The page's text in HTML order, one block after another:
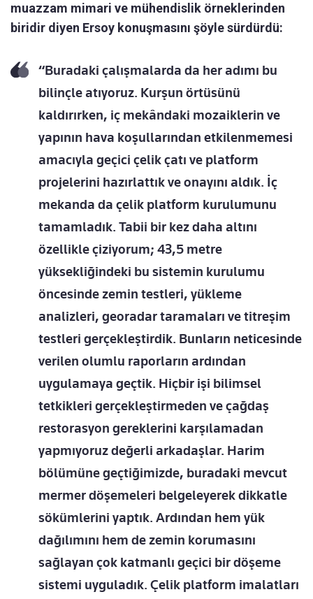
muazzam mimari ve mühendislik örneklerinden
biridir diyen Ersoy konuşmasını şöyle sürdürdü:
“Buradaki çalışmalarda da her adımı bu
bilinçle atıyoruz. Kurşun örtüsünü
kaldırırken, iç mekândaki mozaiklerin ve
yapının hava koşullarından etkilenmemesi
amacıyla geçici çelik çatı ve platform
projelerini hazırlattık ve onayını aldık. İç
mekanda da çelik platform kurulumunu
tamamladık. Tabii bir kez daha altını
özellikle çiziyorum; 43,5 metre
yüksekliğindeki bu sistemin kurulumu
öncesinde zemin testleri, yükleme
analizleri, georadar taramaları ve titreşim
testleri gerçekleştirdik. Bunların neticesinde
verilen olumlu raporların ardından
uygulamaya geçtik. Hiçbir işi bilimsel
tetkikleri gerçekleştirmeden ve çağdaş
restorasyon gereklerini karşılamadan
yapmıyoruz değerli arkadaşlar. Harim
bölümüne geçtiğimizde, buradaki mevcut
mermer döşemeleri belgeleyerek dikkatle
sökümlerini yaptık. Ardından hem yük
dağılımını hem de zemin korumasını
sağlayan çok katmanlı geçici bir döşeme
sistemi uyguladık. Çelik platform imalatları